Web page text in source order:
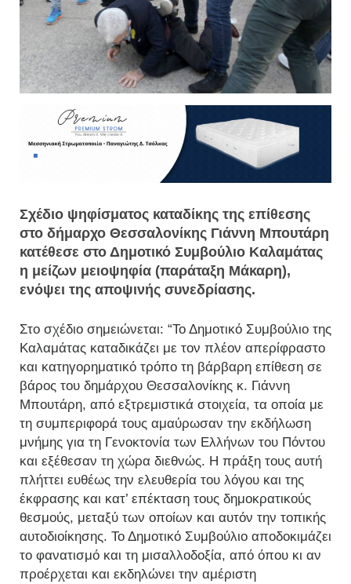
Σχέδιο ψηφίσματος καταδίκης της επίθεσης
στο δήμαρχο Θεσσαλονίκης Γιάννη Μπουτάρη
κατέθεσε στο Δημοτικό Συμβούλιο Καλαμάτας
η μείζων μειοψηφία (παράταξη Μάκαρη),
ενόψει της αποψινής συνεδρίασης.
Στο σχέδιο σημειώνεται: “Το Δημοτικό Συμβούλιο της
Καλαμάτας καταδικάζει με τον πλέον απερίφραστο
και κατηγορηματικό τρόπο τη βάρβαρη επίθεση σε
βάρος του δημάρχου Θεσσαλονίκης κ. Γιάννη
Μπουτάρη, από εξτρεμιστικά στοιχεία, τα οποία με
τη συμπεριφορά τους αμαύρωσαν την εκδήλωση
μνήμης για τη Γενοκτονία των Ελλήνων του Πόντου
και εξέθεσαν τη χώρα διεθνώς. Η πράξη τους αυτή
πλήττει ευθέως την ελευθερία του λόγου και της
έκφρασης και κατ’ επέκταση τους δημοκρατικούς
θεσμούς, μεταξύ των οποίων και αυτόν την τοπικής
αυτοδιοίκησης. Το Δημοτικό Συμβούλιο αποδοκιμάζει
το φανατισμό και τη μισαλλοδοξία, από όπου κι αν
προέρχεται και εκδηλώνει την αμέριστη